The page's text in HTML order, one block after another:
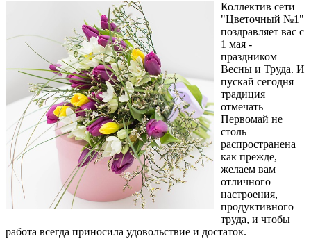
Коллектив сети
"Цветочный №1"
поздравляет вас с
1 мая -
праздником
Весны и Труда. И
пускай сегодня
традиция
отмечать
Первомай не
столь
распространена
как прежде,
желаем вам
отличного
настроения,
продуктивного
труда, и чтобы
работа всегда приносила удовольствие и достаток.